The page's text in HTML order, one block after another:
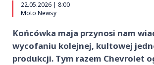
22.05.2026 | 8:00
Moto Newsy
Końcówka maja przynosi nam
wycofaniu kolejnej, kultowej
produkcji. Tym razem Chevrolet